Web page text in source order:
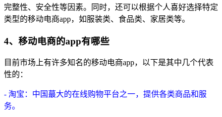
完整性、安全性等因素。同时，还可以根据个人喜好选择特定
类型的移动电商app，如服装类、食品类、家居类等。
4、移动电商的app有哪些
目前市场上有许多知名的移动电商app，以下是其中几个代表
性的：
- 淘宝：中国蕞大的在线购物平台之一，提供各类商品和服
务。